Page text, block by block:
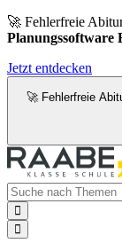
🚀 Fehlerfreie
Planungssoftware
Jetzt entdecken
🚀 Fehlerfreie

